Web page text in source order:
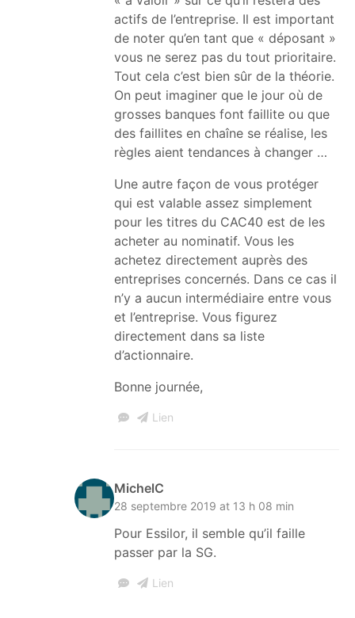
actifs de l’entreprise. Il est important
de noter qu’en tant que « déposant »
vous ne serez pas du tout prioritaire.
Tout cela c’est bien sûr de la théorie.
On peut imaginer que le jour où de
grosses banques font faillite ou que
des faillites en chaîne se réalise, les
règles aient tendances à changer …
Une autre façon de vous protéger
qui est valable assez simplement
pour les titres du CAC40 est de les
acheter au nominatif. Vous les
achetez directement auprès des
entreprises concernés. Dans ce cas il
n’y a aucun intermédiaire entre vous
et l’entreprise. Vous figurez
directement dans sa liste
d’actionnaire.
Bonne journée,
Lien
MichelC
28 septembre 2019 at 13 h 08 min
Pour Essilor, il semble qu’il faille
passer par la SG.
Lien